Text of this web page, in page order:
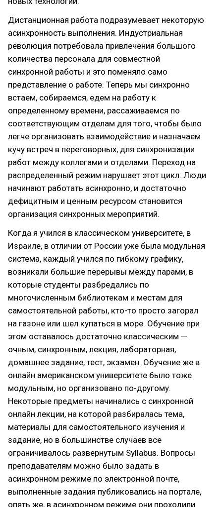
Дистанционная работа подразумевает некоторую
асинхронность выполнения. Индустриальная
революция потребовала привлечения большого
количества персонала для совместной
синхронной работы и это поменяло само
представление о работе. Теперь мы синхронно
встаем, собираемся, едем на работу к
определенному времени, рассаживаемся по
соответствующим отделам для того, чтобы было
легче организовать взаимодействие и назначаем
кучу встреч в переговорных, для синхронизации
работ между коллегами и отделами. Переход на
распределенный режим нарушает этот цикл. Люди
начинают работать асинхронно, и достаточно
дефицитным и ценным ресурсом становится
организация синхронных мероприятий.
Когда я учился в классическом университете, в
Израиле, в отличии от России уже была модульная
система, каждый учился по гибкому графику,
возникали большие перерывы между парами, в
которые студенты разбредались по
многочисленным библиотекам и местам для
самостоятельной работы, кто-то просто загорал
на газоне или шел купаться в море. Обучение при
этом оставалось достаточно классическим —
очным, синхронным, лекция, лабораторная,
домашнее задание, тест, экзамен. Обучение же в
онлайн американском университете было тоже
модульным, но организовано по-другому.
Некоторые предметы начинались с синхронной
онлайн лекции, на которой разбиралась тема,
материалы для самостоятельного изучения и
задание, но в большинстве случаев все
ограничивалось развернутым Syllabus. Вопросы
преподавателям можно было задать в
асинхронном режиме по электронной почте,
выполненные задания публиковались на портале,
опять же, в асинхронном режиме они проходили